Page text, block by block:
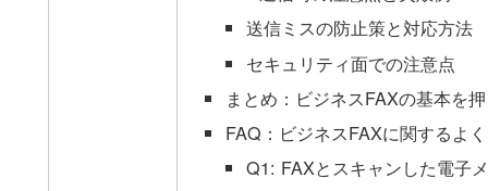
送信ミスの防止策と対応方法
セキュリティ面での注意点
まとめ：ビジネスFAXの基本を
FAQ：ビジネスFAXに関するよ
Q1: FAXとスキャンした電子